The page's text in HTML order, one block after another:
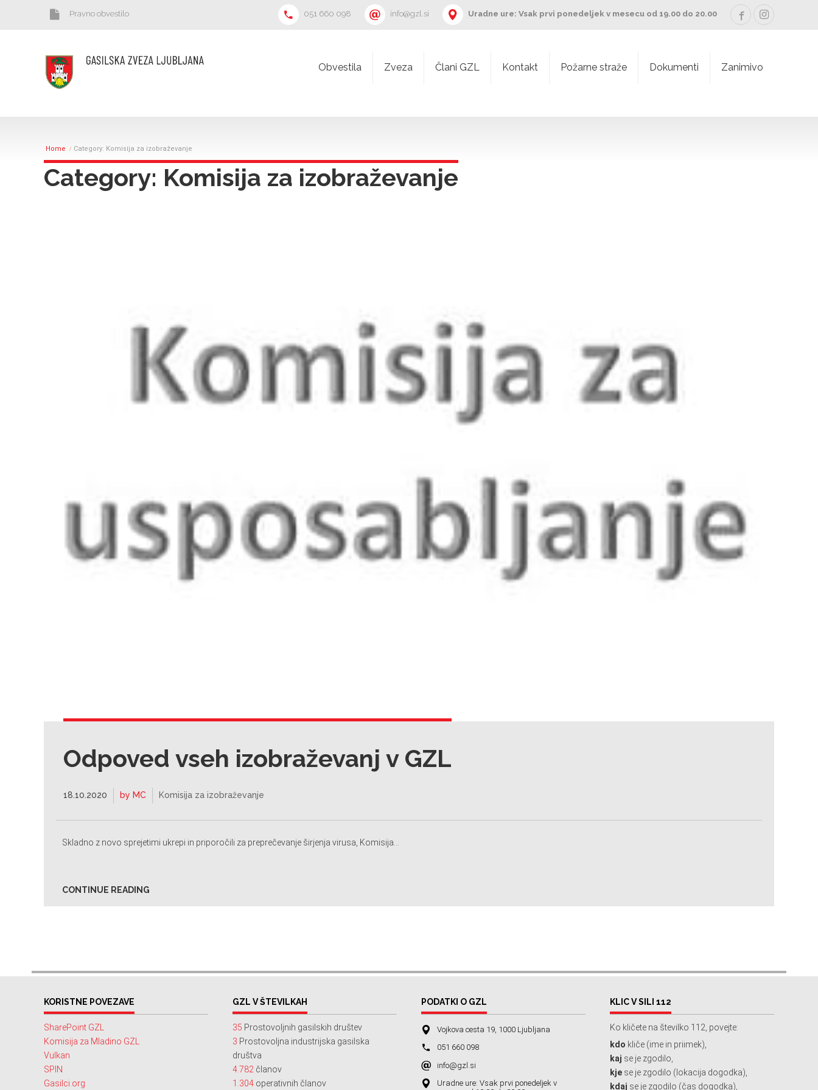
Pravno obvestilo 051 660 098 info@gzl.si Uradne ure: Vsak prvi ponedeljek v mesecu od 19.00 do 20.00
Obvestila Zveza Člani GZL Kontakt Požarne straže Dokumenti Zanimivo
Home Category: Komisija za izobraževanje
Category: Komisija za izobraževanje
Odpoved vseh izobraževanj v GZL
18.10.2020 by MC Komisija za izobraževanje
Skladno z novo sprejetimi ukrepi in priporočili za preprečevanje širjenja virusa, Komisija...
CONTINUE READING
KORISTNE POVEZAVE
SharePoint GZL
Komisija za Mladino GZL
Vulkan
SPIN
Gasilci.org
GZL V ŠTEVILKAH
35 Prostovoljnih gasilskih društev
3 Prostovoljna industrijska gasilska
društva
4.782 članov
1.304 operativnih članov
PODATKI O GZL
Vojkova cesta 19, 1000 Ljubljana
051 660 098
info@gzl.si
Uradne ure: Vsak prvi ponedeljek v
KLIC V SILI 112
Ko kličete na številko 112, povejte:
kdo kliče (ime in priimek),
kaj se je zgodilo,
kje se je zgodilo (lokacija dogodka),
kdaj se je zgodilo (čas dogodka),